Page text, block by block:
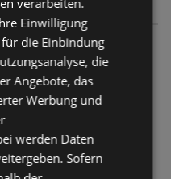
nicht mehr gültig
am: 01.08.2026
Einwilligung
die Einbindung
die
Angebote, das
Werbung und
werden Daten
Sofern